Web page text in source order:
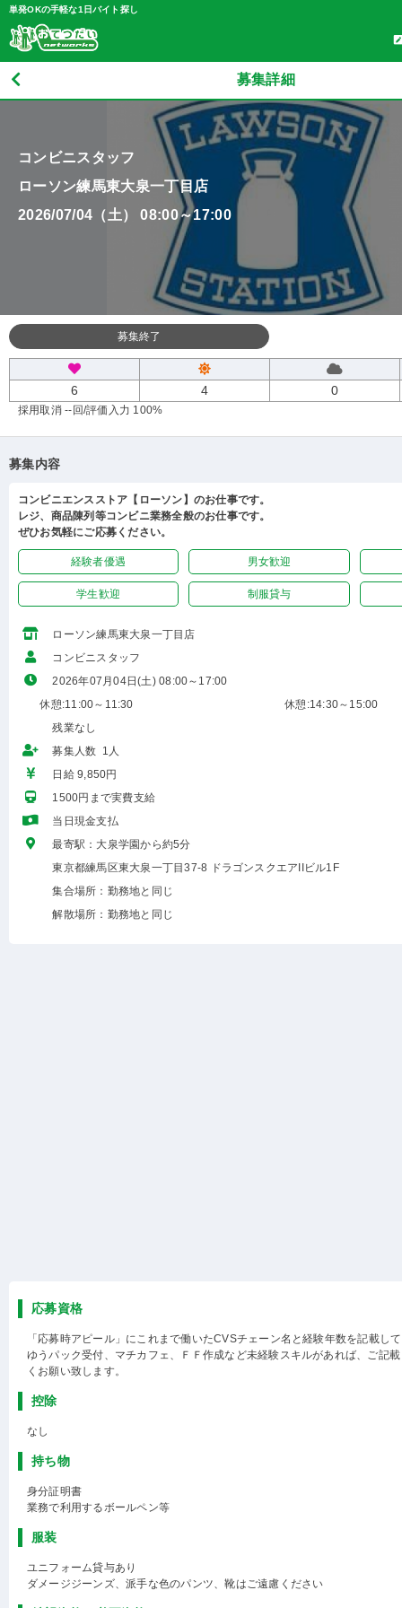
単発OKの手軽な1日バイト探し
募集詳細
コンビニスタッフ
ローソン練馬東大泉一丁目店
2026/07/04（土） 08:00～17:00
募集終了
6 4 0
採用取消 --回/評価入力 100%
募集内容
コンビニエンスストア【ローソン】のお仕事です。
レジ、商品陳列等コンビニ業務全般のお仕事です。
ぜひお気軽にご応募ください。
経験者優遇 男女歓迎
学生歓迎 制服貸与
ローソン練馬東大泉一丁目店
コンビニスタッフ
2026年07月04日(土) 08:00～17:00
休憩:11:00～11:30
休憩:14:30～15:00
残業なし
募集人数 1人
日給 9,850円
1500円まで実費支給
当日現金支払
最寄駅：大泉学園から約5分
東京都練馬区東大泉一丁目37-8 ドラゴンスクエアIIビル1F
集合場所：勤務地と同じ
解散場所：勤務地と同じ
応募資格
「応募時アピール」にこれまで働いたCVSチェーン名と経験年数を記載し
ゆうパック受付、マチカフェ、ＦＦ作成など未経験スキルがあれば、ご記
くお願い致します。
控除
なし
持ち物
身分証明書
業務で利用するボールペン等
服装
ユニフォーム貸与あり
ダメージジーンズ、派手な色のパンツ、靴はご遠慮ください